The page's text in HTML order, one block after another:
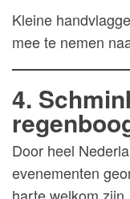
Kleine
mee te nemen
4.
Door heel
evenementen
harte welkom